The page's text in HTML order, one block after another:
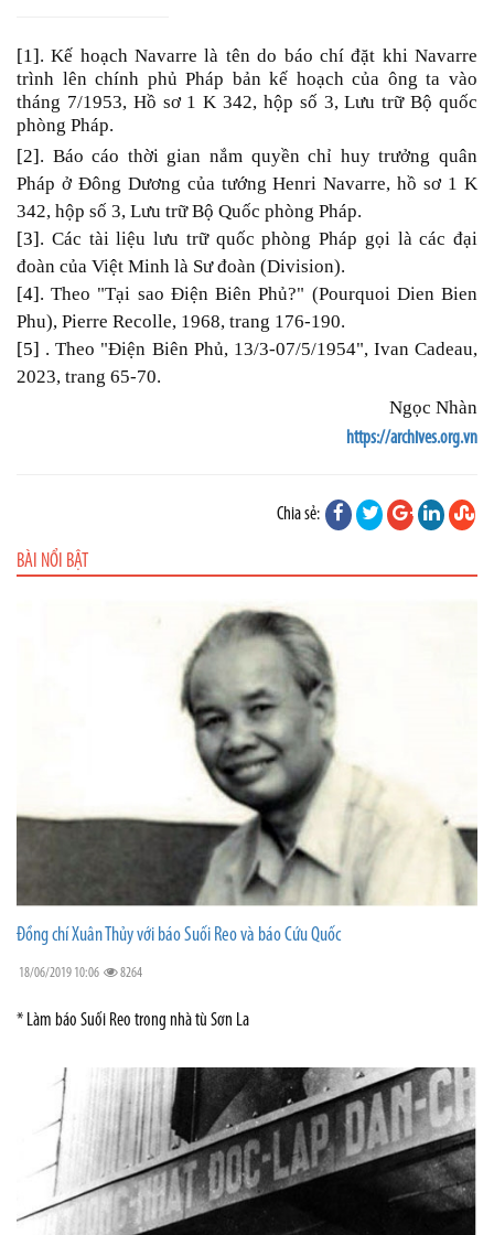
[1]. Kế hoạch Navarre là tên do báo chí đặt khi Navarre
trình lên chính phủ Pháp bản kế hoạch của ông ta vào
tháng 7/1953, Hồ sơ 1 K 342, hộp số 3, Lưu trữ Bộ quốc
phòng Pháp.
[2]. Báo cáo thời gian nắm quyền chỉ huy trưởng quân
Pháp ở Đông Dương của tướng Henri Navarre, hồ sơ 1 K
342, hộp số 3, Lưu trữ Bộ Quốc phòng Pháp.
[3]. Các tài liệu lưu trữ quốc phòng Pháp gọi là các đại
đoàn của Việt Minh là Sư đoàn (Division).
[4]. Theo "Tại sao Điện Biên Phủ?" (Pourquoi Dien Bien
Phu), Pierre Recolle, 1968, trang 176-190.
[5] . Theo "Điện Biên Phủ, 13/3-07/5/1954", Ivan Cadeau,
2023, trang 65-70.
Ngọc Nhàn
https://archives.org.vn
Chia sẻ:
BÀI NỔI BẬT
Đồng chí Xuân Thủy với báo Suối Reo và báo Cứu Quốc
18/06/2019 10:06 8264
* Làm báo Suối Reo trong nhà tù Sơn La